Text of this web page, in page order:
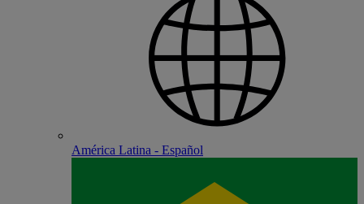
América Latina - Español